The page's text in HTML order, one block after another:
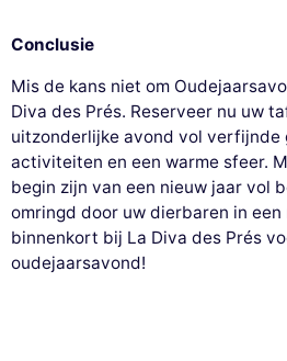
Conclusie
Mis de kans niet om
Diva des Prés. Reserveer nu uw
uitzonderlijke avond vol verfijnde
activiteiten en een warme sfeer.
begin zijn van een nieuw jaar vol
omringd door uw dierbaren in een
binnenkort bij La Diva des Prés
oudejaarsavond!